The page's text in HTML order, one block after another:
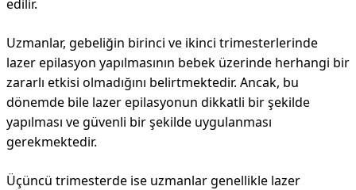
edilir.
Uzmanlar, gebeliğin birinci ve ikinci trimesterlerinde
lazer epilasyon yapılmasının bebek üzerinde herhangi bir
zararlı etkisi olmadığını belirtmektedir. Ancak, bu
dönemde bile lazer epilasyonun dikkatli bir şekilde
yapılması ve güvenli bir şekilde uygulanması
gerekmektedir.
Üçüncü trimesterde ise uzmanlar genellikle lazer